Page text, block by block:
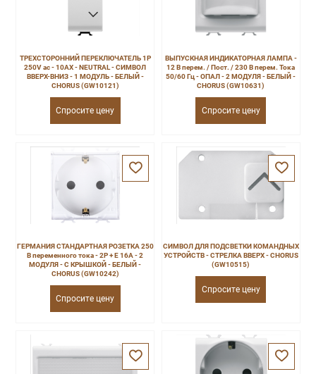
ТРЕХСТОРОННИЙ ПЕРЕКЛЮЧАТЕЛЬ 1P
250V ac - 10AX - NEUTRAL - СИМВОЛ
ВВЕРХ-ВНИЗ - 1 МОДУЛЬ - БЕЛЫЙ -
CHORUS (GW10121)
Спросите цену
ВЫПУСКНАЯ ИНДИКАТОРНАЯ ЛАМПА -
12 В перем. / Пост. / 230 В перем. Тока
50/60 Гц - ОПАЛ - 2 МОДУЛЯ - БЕЛЫЙ -
CHORUS (GW10631)
Спросите цену
ГЕРМАНИЯ СТАНДАРТНАЯ РОЗЕТКА 250
В переменного тока - 2P + E 16A - 2
МОДУЛЯ - С КРЫШКОЙ - БЕЛЫЙ -
CHORUS (GW10242)
Спросите цену
СИМВОЛ ДЛЯ ПОДСВЕТКИ КОМАНДНЫХ
УСТРОЙСТВ - СТРЕЛКА ВВЕРХ - CHORUS
(GW10515)
Спросите цену